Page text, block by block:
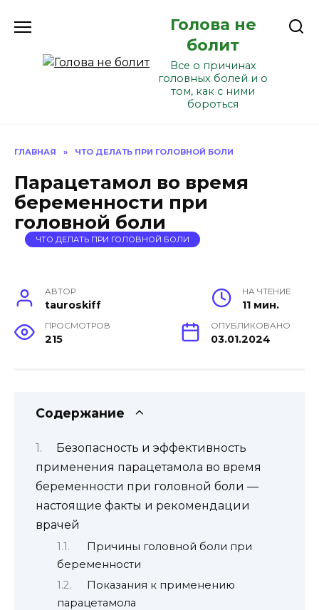
Голова не
болит
Все о причинах
головных болей и о
том, как с ними
бороться
ГЛАВНАЯ » ЧТО ДЕЛАТЬ ПРИ ГОЛОВНОЙ БОЛИ
Парацетамол во время
беременности при
головной боли
ЧТО ДЕЛАТЬ ПРИ ГОЛОВНОЙ БОЛИ
АВТОР
tauroskiff
НА ЧТЕНИЕ
11 мин.
ПРОСМОТРОВ
215
ОПУБЛИКОВАНО
03.01.2024
Содержание
Безопасность и эффективность
применения парацетамола во время
беременности при головной боли —
настоящие факты и рекомендации
врачей
Причины головной боли при
беременности
Показания к применению
парацетамола